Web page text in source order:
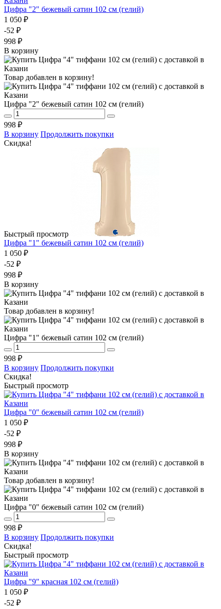
Цифра "2" бежевый сатин 102 см (гелий)
1 050 ₽
-52 ₽
998 ₽
В корзину
Товар добавлен в корзину!
Цифра "2" бежевый сатин 102 см (гелий)
998 ₽
В корзину Продолжить покупки
Скидка!
Быстрый просмотр
Цифра "1" бежевый сатин 102 см (гелий)
1 050 ₽
-52 ₽
998 ₽
В корзину
Товар добавлен в корзину!
Цифра "1" бежевый сатин 102 см (гелий)
998 ₽
В корзину Продолжить покупки
Скидка!
Быстрый просмотр
Цифра "0" бежевый сатин 102 см (гелий)
1 050 ₽
-52 ₽
998 ₽
В корзину
Товар добавлен в корзину!
Цифра "0" бежевый сатин 102 см (гелий)
998 ₽
В корзину Продолжить покупки
Скидка!
Быстрый просмотр
Цифра "9" красная 102 см (гелий)
1 050 ₽
-52 ₽